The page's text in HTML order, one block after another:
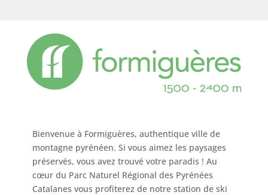
Bienvenue à Formiguères, authentique ville de
montagne pyrénéen. Si vous aimez les paysages
préservés, vous avez trouvé votre paradis ! Au
cœur du Parc Naturel Régional des Pyrénées
Catalanes vous profiterez de notre station de ski